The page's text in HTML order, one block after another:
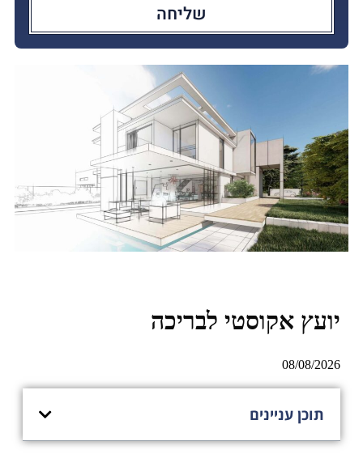
שליחה
יועץ אקוסטי לבריכה
08/08/2026
תוכן עניינים